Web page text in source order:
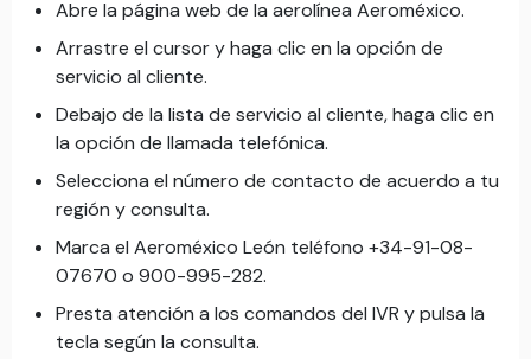
Abre la página web de la aerolínea Aeroméxico.
Arrastre el cursor y haga clic en la opción de
servicio al cliente.
Debajo de la lista de servicio al cliente, haga clic en
la opción de llamada telefónica.
Selecciona el número de contacto de acuerdo a tu
región y consulta.
Marca el Aeroméxico León teléfono +34-91-08-
07670 o 900-995-282.
Presta atención a los comandos del IVR y pulsa la
tecla según la consulta.